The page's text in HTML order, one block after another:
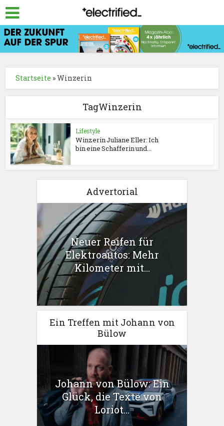
Startseite »Winzerin
TagWinzerin
Lifestyle
Winzerin Juliane Eller: Ich
bin eine Schafferin und...
Advertorial
Neuer Reifen für
Elektroautos: Mehr
Kilometer mit...
Ein Treffen mit Johann von
Bülow
Johann von Bülow: Ein
Glück, die Texte von
Loriot...